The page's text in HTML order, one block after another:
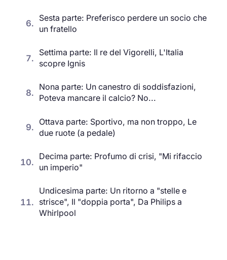
6.
Sesta parte: Preferisco perdere un socio che
un fratello
7.
Settima parte: Il re del Vigorelli, L'Italia
scopre Ignis
8.
Nona parte: Un canestro di soddisfazioni,
Poteva mancare il calcio? No...
9.
Ottava parte: Sportivo, ma non troppo, Le
due ruote (a pedale)
10.
Decima parte: Profumo di crisi, "Mi rifaccio
un imperio"
11.
Undicesima parte: Un ritorno a "stelle e
strisce", Il "doppia porta", Da Philips a
Whirlpool